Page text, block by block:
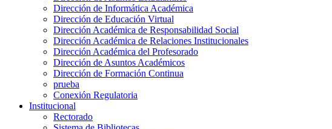
Dirección de Informática Académica
Dirección de Educación Virtual
Dirección Académica de Responsabilidad Social
Dirección Académica de Relaciones Institucionales
Dirección Académica del Profesorado
Dirección de Asuntos Académicos
Dirección de Formación Continua
prueba
Conexión Regulatoria
Institucional
Rectorado